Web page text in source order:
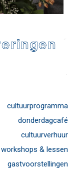
cultuurprogramma
donderdagcafé
cultuurverhuur
workshops & lessen
gastvoorstellingen